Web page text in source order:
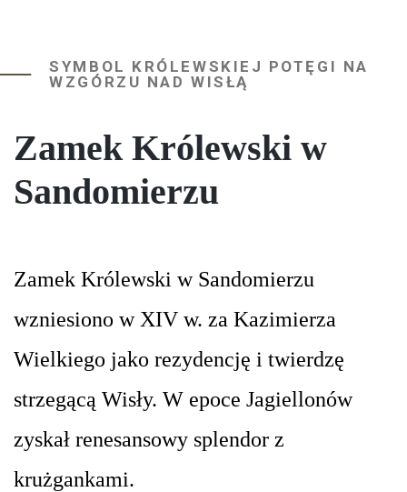
SYMBOL KRÓLEWSKIEJ POTĘGI NA
WZGÓRZU NAD WISŁĄ
Zamek Królewski w
Sandomierzu
Zamek Królewski w Sandomierzu
wzniesiono w XIV w. za Kazimierza
Wielkiego jako rezydencję i twierdzę
strzegącą Wisły. W epoce Jagiellonów
zyskał renesansowy splendor z
krużgankami.